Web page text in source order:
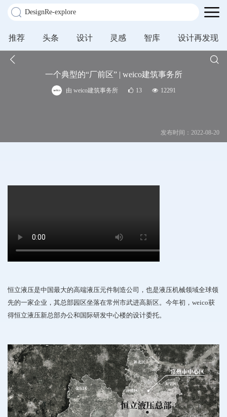
推荐 头条 设计 灵感 智库 设计再发现
一个典型的“厂前区” | weico建筑事务所
由 weico建筑事务所 13 12291
发布时间：2022-08-20
恒立液压是中国最大的高端液压元件制造公司，也是液压机械领域全球领
先的一家企业，其总部园区坐落在常州市武进高新区。今年初，weico获
得恒立液压新总部办公和国际研发中心楼的设计委托。